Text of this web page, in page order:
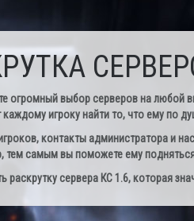
огромный выбор серверов на любой
каждому игроку найти то, что ему по
контакты администратора и
самым вы поможете ему подняться
сервера КС 1.6, которая